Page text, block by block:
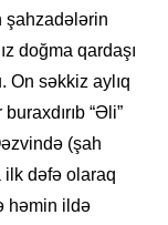
şahzadələrin
doğma qardaşı
On səkkiz aylıq
“Əli”
(şah
ilk dəfə olaraq
həmin ildə